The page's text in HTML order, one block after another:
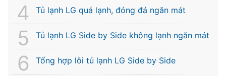
Tủ lạnh LG quá lạnh, đóng đá ngăn mát
Tủ lạnh LG Side by Side không lạnh ngăn mát
Tổng hợp lỗi tủ lạnh LG Side by Side